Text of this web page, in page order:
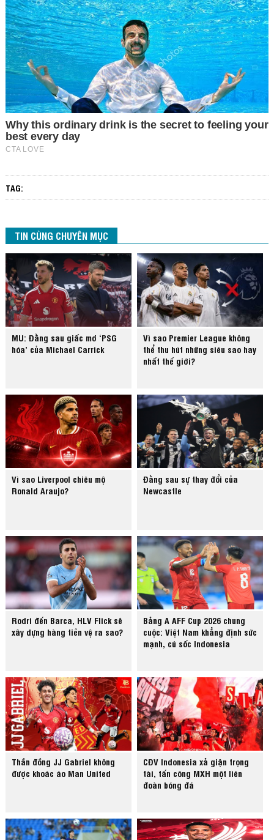
TAG:
TIN CÙNG CHUYÊN MỤC
MU: Đằng sau giấc mơ ‘PSG
hóa’ của Michael Carrick
Vì sao Premier League không
thể thu hút những siêu sao hay
nhất thế giới?
Vì sao Liverpool chiêu mộ
Ronald Araujo?
Đằng sau sự thay đổi của
Newcastle
Rodri đến Barca, HLV Flick sẽ
xây dựng hàng tiền vệ ra sao?
Bảng A AFF Cup 2026 chung
cuộc: Việt Nam khẳng định sức
mạnh, cú sốc Indonesia
Thần đồng JJ Gabriel không
được khoác áo Man United
CĐV Indonesia xả giận trọng
tài, tấn công MXH một liên
đoàn bóng đá